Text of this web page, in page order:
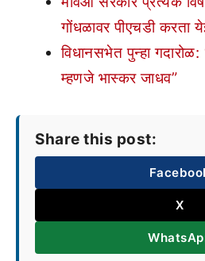
गोंधळावर पीएचडी करता
विधानसभेत पुन्हा
म्हणजे भास्कर जाधव”
Share this post:
X